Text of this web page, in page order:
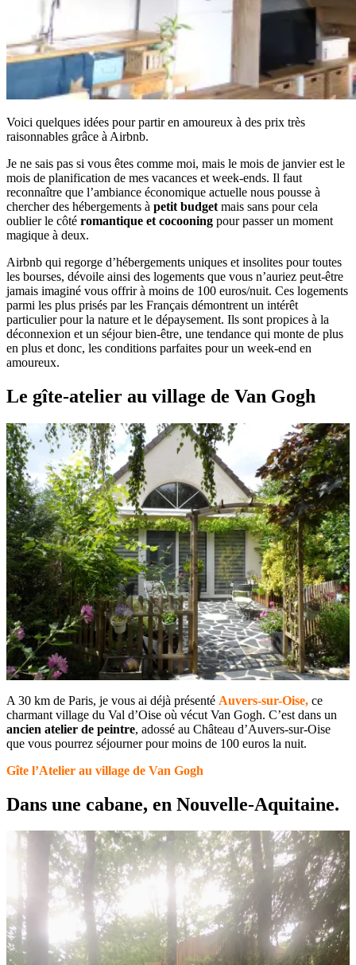
Voici quelques idées pour partir en amoureux à des prix très
raisonnables grâce à Airbnb.
Je ne sais pas si vous êtes comme moi, mais le mois de janvier est le
mois de planification de mes vacances et week-ends. Il faut
reconnaître que l’ambiance économique actuelle nous pousse à
chercher des hébergements à petit budget mais sans pour cela
oublier le côté romantique et cocooning pour passer un moment
magique à deux.
Airbnb qui regorge d’hébergements uniques et insolites pour toutes
les bourses, dévoile ainsi des logements que vous n’auriez peut-être
jamais imaginé vous offrir à moins de 100 euros/nuit. Ces logements
parmi les plus prisés par les Français démontrent un intérêt
particulier pour la nature et le dépaysement. Ils sont propices à la
déconnexion et un séjour bien-être, une tendance qui monte de plus
en plus et donc, les conditions parfaites pour un week-end en
amoureux.
Le gîte-atelier au village de Van Gogh
A 30 km de Paris, je vous ai déjà présenté Auvers-sur-Oise, ce
charmant village du Val d’Oise où vécut Van Gogh. C’est dans un
ancien atelier de peintre, adossé au Château d’Auvers-sur-Oise
que vous pourrez séjourner pour moins de 100 euros la nuit.
Gîte l’Atelier au village de Van Gogh
Dans une cabane, en Nouvelle-Aquitaine.